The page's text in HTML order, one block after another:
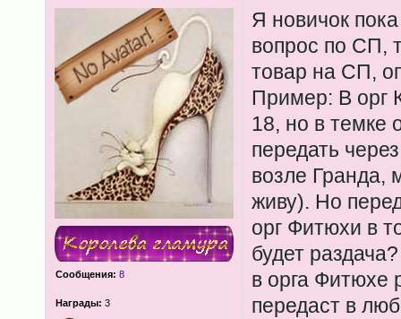
Сообщения: 8
Награды: 3
Я новичок
вопрос по СП,
товар на СП,
Пример: В орг
18, но в темке
передать
возле Гранда,
живу). Но
орг Фитюхи в
будет
в орга Фитюхе
передаст в